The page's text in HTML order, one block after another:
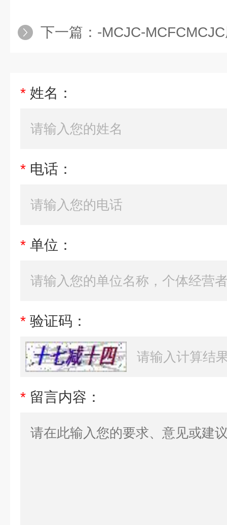
下一篇： -MCJC-MCFCMCJC磨
* 姓名：
* 电话：
* 单位：
* 验证码：
* 留言内容：